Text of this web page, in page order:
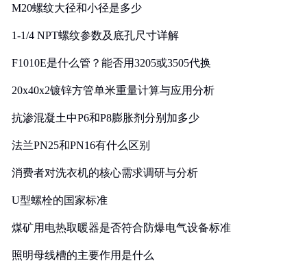
M20螺纹大径和小径是多少
1-1/4 NPT螺纹参数及底孔尺寸详解
F1010E是什么管？能否用3205或3505代换
20x40x2镀锌方管单米重量计算与应用分析
抗渗混凝土中P6和P8膨胀剂分别加多少
法兰PN25和PN16有什么区别
消费者对洗衣机的核心需求调研与分析
U型螺栓的国家标准
煤矿用电热取暖器是否符合防爆电气设备标准
照明母线槽的主要作用是什么